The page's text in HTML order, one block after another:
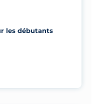
les débutants